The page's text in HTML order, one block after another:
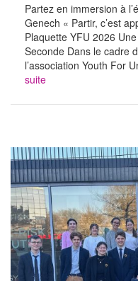
Partez en immersion à
Genech « Partir, c’est
Plaquette YFU 2026
Seconde Dans le cadre
l’association Youth For
suite